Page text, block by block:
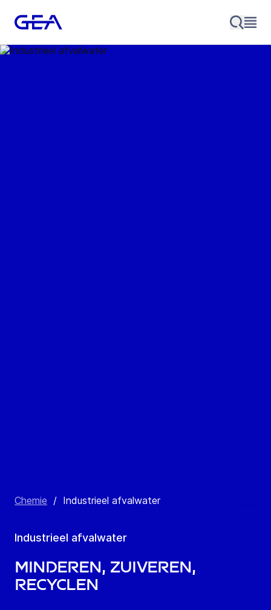
Chemie / Industrieel afvalwater
Industrieel afvalwater
Minderen, zuiveren,
recyclen